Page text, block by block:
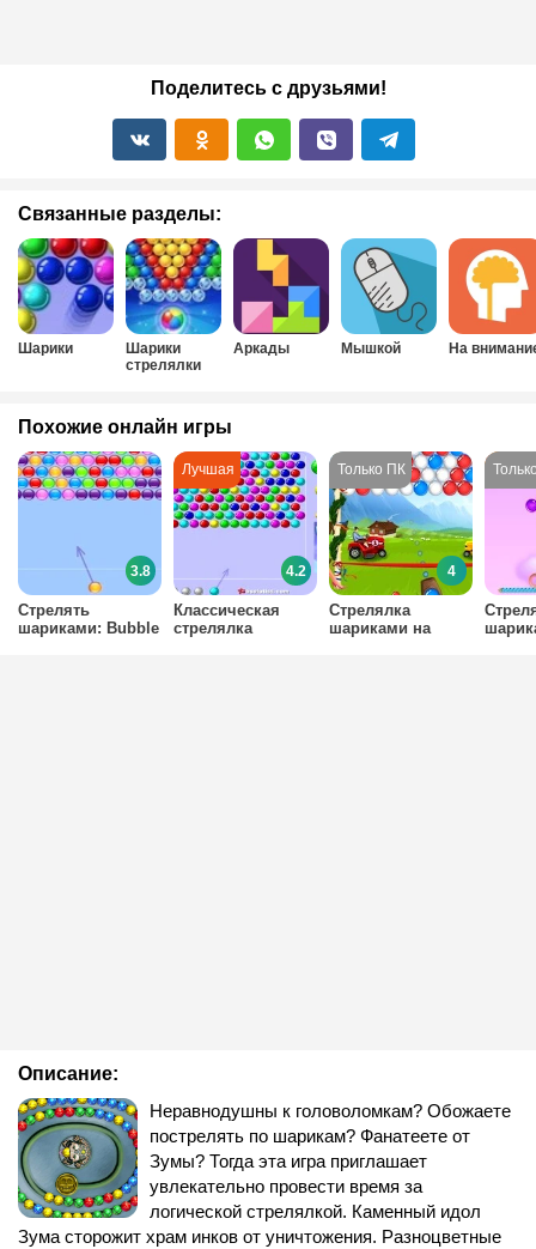
Поделитесь с друзьями!
Связанные разделы:
Шарики
Шарики
стрелялки
Аркады Мышкой На
Описание:
Неравнодушны к головоломкам? Обожаете
пострелять по шарикам? Фанатеете от
Зумы? Тогда эта игра приглашает
увлекательно провести время за
логической стрелялкой. Каменный идол
Зума сторожит храм инков от уничтожения. Разноцветные
Похожие онлайн игры
Стрелять
шариками: Bubble
3.8
Классическая
стрелялка
4.2
Стрелялка
шариками на
4